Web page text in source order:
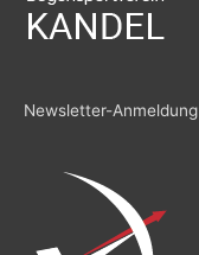
Newsletter-Anmeldung